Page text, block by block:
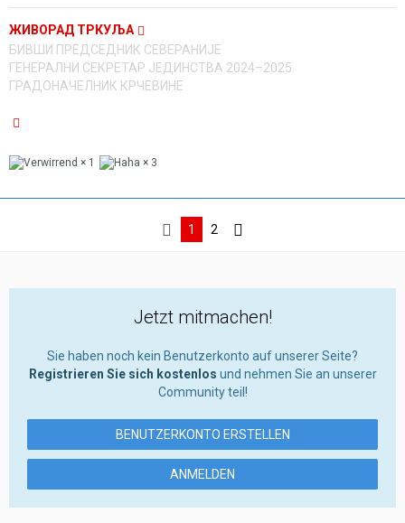
ЖИВОРАД ТРКУЉА
БИВШИ ПРЕДСЕДНИК СЕВЕРАНИЈЕ
ГЕНЕРАЛНИ СЕКРЕТАР ЈЕДИНСТВА 2024–2025
ГРАДОНАЧЕЛНИК КРЧЕВИНЕ
1 3
1 2
Jetzt mitmachen!
Sie haben noch kein Benutzerkonto auf unserer Seite?
Registrieren Sie sich kostenlos und nehmen Sie an unserer
Community teil!
BENUTZERKONTO ERSTELLEN
ANMELDEN